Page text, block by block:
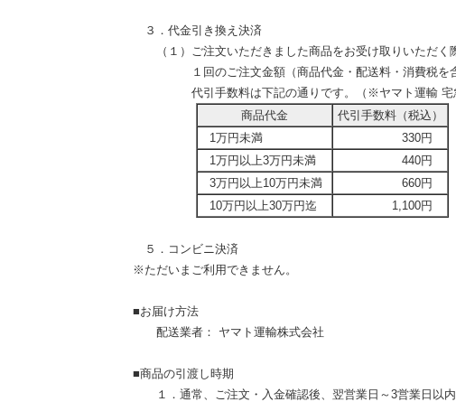
３．代金引き換え決済
（１）ご注文いただきました商品をお受け取りいただく
１回のご注文金額（商品代金・配送料・消費税を含む
代引手数料は下記の通りです。（※ヤマト運
商品代金
代引手数料（税込）
1万円未満
330円
1万円以上3万円未満
440円
3万円以上10万円未満
660円
10万円以上30万円迄
1,100円
５．コンビニ決済
※ただいまご利用できません。
■お届け方法
配送業者： ヤマト運輸株式会社
■商品の引渡し時期
１．通常、ご注文・入金確認後、翌営業日～3営業日以内